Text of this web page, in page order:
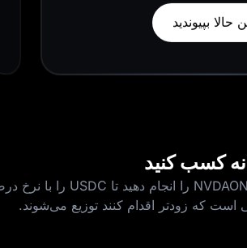
حالا بپیوندید
که زودتر اقدام کنند توزیع می‌شوند.